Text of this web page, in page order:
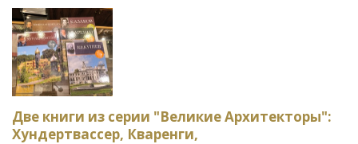
Две книги из серии "Великие Архитекторы":
Хундертвассер, Кваренги,